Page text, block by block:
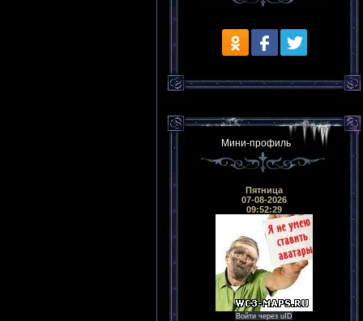
Мини-профиль
Пятница
07-08-2026
09:52:29
Войти через uID